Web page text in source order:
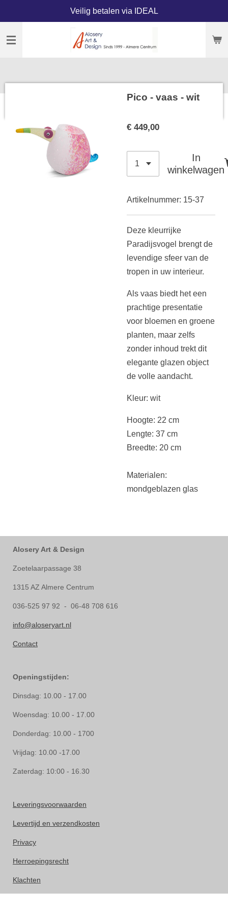
naar
Veilig betalen via IDEAL
Pico - vaas - wit
€ 449,00
In
winkelwagen
Artikelnummer: 15-37
Deze kleurrijke
Paradijsvogel brengt de
levendige sfeer van de
tropen in uw interieur.
Als vaas biedt het een
prachtige presentatie
voor bloemen en groene
planten, maar zelfs
zonder inhoud trekt dit
elegante glazen object
de volle aandacht.
Kleur: wit
Hoogte: 22 cm
Lengte: 37 cm
Breedte: 20 cm
Materialen:
mondgeblazen glas
Alosery Art & Design
Zoetelaarpassage 38
1315 AZ Almere Centrum
036-525 97 92 - 06-48 708 616
info@aloseryart.nl
Contact
Openingstijden:
Dinsdag: 10.00 - 17.00
Woensdag: 10.00 - 17.00
Donderdag: 10.00 - 1700
Vrijdag: 10.00 -17.00
Zaterdag: 10:00 - 16.30
Leveringsvoorwaarden
Levertijd en verzendkosten
Privacy
Herroepingsrecht
Klachten